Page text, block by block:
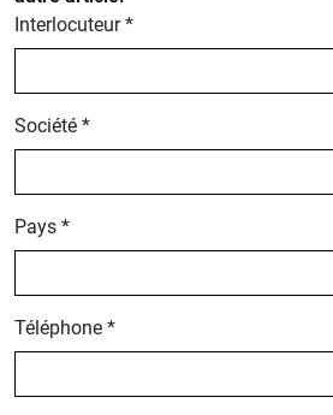
Interlocuteur *
Société *
Pays *
Téléphone *